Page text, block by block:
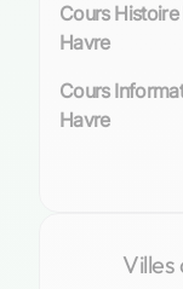
domaines tels
mathématiques.
En outre, avec
manifeste que
afin
Cours Histoire
Havre
Cours
Havre
Villes